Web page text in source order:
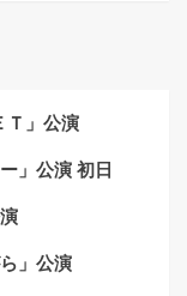
Ｔ」公演
」公演 初日
」公演